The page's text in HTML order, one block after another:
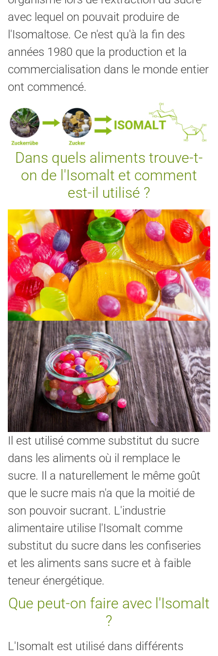
avec lequel on pouvait produire de
l'Isomaltose. Ce n'est qu'à la fin des
années 1980 que la production et la
commercialisation dans le monde entier
ont commencé.
Dans quels aliments trouve-t-
on de l'Isomalt et comment
est-il utilisé ?
Il est utilisé comme substitut du sucre
dans les aliments où il remplace le
sucre. Il a naturellement le même goût
que le sucre mais n'a que la moitié de
son pouvoir sucrant. L'industrie
alimentaire utilise l'Isomalt comme
substitut du sucre dans les confiseries
et les aliments sans sucre et à faible
teneur énergétique.
Que peut-on faire avec l'Isomalt
?
L'Isomalt est utilisé dans différents